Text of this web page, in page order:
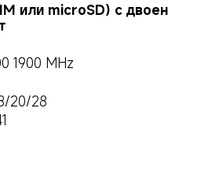
или microSD) с двоен
1900 MHz
20/28